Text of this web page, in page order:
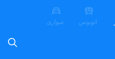
اتوبوس سواری